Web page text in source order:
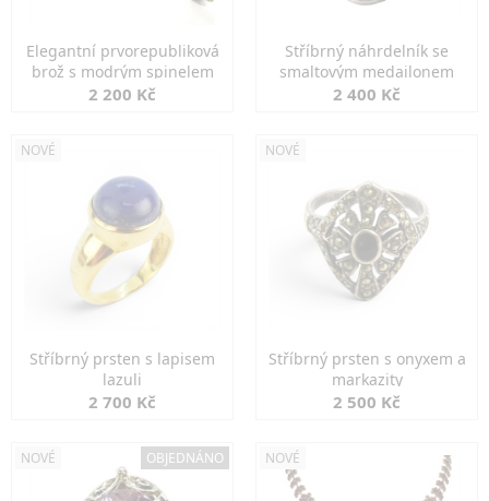
Elegantní prvorepubliková
brož s modrým spinelem
2 200 Kč
Stříbrný náhrdelník se
smaltovým medailonem
2 400 Kč
NOVÉ
Stříbrný prsten s lapisem
lazuli
2 700 Kč
NOVÉ
Stříbrný prsten s onyxem a
markazity
2 500 Kč
NOVÉ OBJEDNÁNO NOVÉ